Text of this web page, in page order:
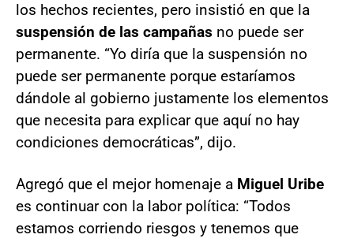
los hechos recientes, pero insistió en que la
suspensión de las campañas no puede ser
permanente. “Yo diría que la suspensión no
puede ser permanente porque estaríamos
dándole al gobierno justamente los elementos
que necesita para explicar que aquí no hay
condiciones democráticas”, dijo.
Agregó que el mejor homenaje a Miguel Uribe
es continuar con la labor política: “Todos
estamos corriendo riesgos y tenemos que